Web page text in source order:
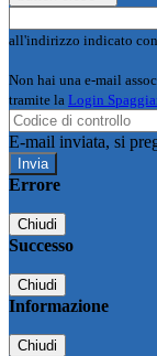
all'indirizzo indicato
Non hai una e-mail
tramite la Login
E-mail inviata, si
Errore
Chiudi
Successo
Chiudi
Informazione
Chiudi